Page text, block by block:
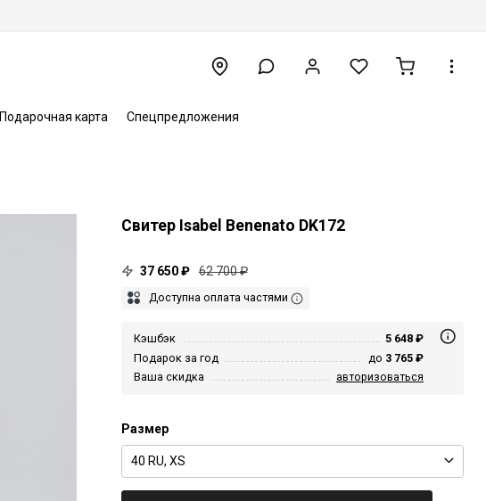
Подарочная карта Спецпредложения
Свитер Isabel Benenato DK172
37 650 ₽ 62 700 ₽
Доступна оплата частями
Кэшбэк
5 648 ₽
Подарок за год
до 3 765 ₽
Ваша скидка
авторизоваться
Размер
40 RU, XS